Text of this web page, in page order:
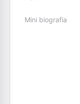
Mini biografia